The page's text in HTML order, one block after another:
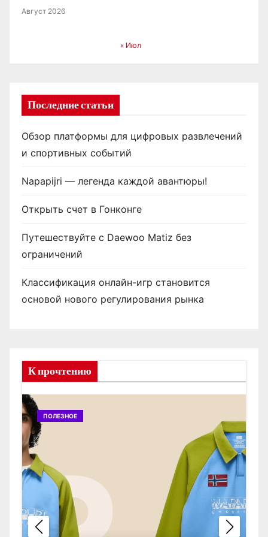
Август 2026
« Июл
Последние статьи
Обзор платформы для цифровых развлечений
и спортивных событий
Napapijri — легенда каждой авантюры!
Открыть счет в Гонконге
Путешествуйте с Daewoo Matiz без
ограничений
Классификация онлайн-игр становится
основой нового регулирования рынка
К прочтению
ПОЛЕЗНОЕ